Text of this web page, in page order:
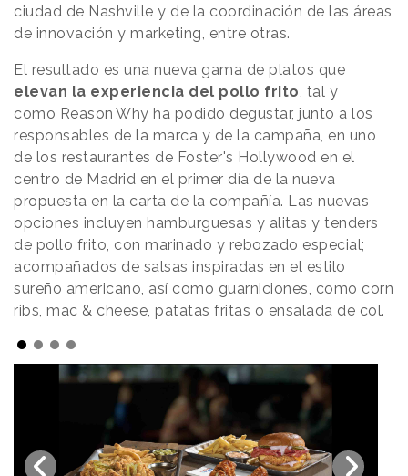
ciudad de Nashville y de la coordinación de las áreas
de innovación y marketing, entre otras.
El resultado es una nueva gama de platos que
elevan la experiencia del pollo frito, tal y
como Reason Why ha podido degustar, junto a los
responsables de la marca y de la campaña, en uno
de los restaurantes de Foster's Hollywood en el
centro de Madrid en el primer día de la nueva
propuesta en la carta de la compañía. Las nuevas
opciones incluyen hamburguesas y alitas y tenders
de pollo frito, con marinado y rebozado especial;
acompañados de salsas inspiradas en el estilo
sureño americano, así como guarniciones, como corn
ribs, mac & cheese, patatas fritas o ensalada de col.